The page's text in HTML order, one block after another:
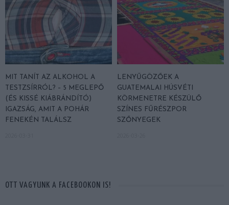
MIT TANÍT AZ ALKOHOL A
TESTZSÍRRÓL? – 5 MEGLEPŐ
(ÉS KISSÉ KIÁBRÁNDÍTÓ)
IGAZSÁG, AMIT A POHÁR
FENEKÉN TALÁLSZ
LENYŰGÖZŐEK A
GUATEMALAI HÚSVÉTI
KÖRMENETRE KÉSZÜLŐ
SZÍNES FŰRÉSZPOR
SZŐNYEGEK
OTT VAGYUNK A FACEBOOKON IS!